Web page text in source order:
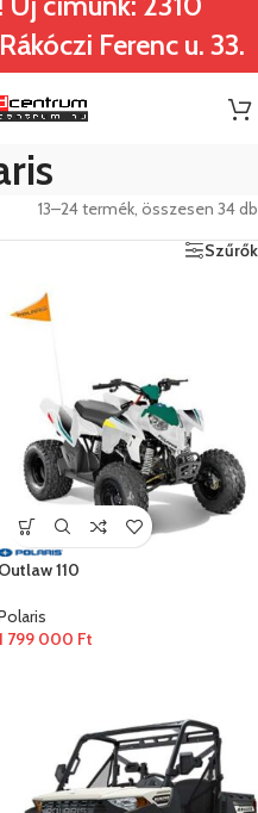
Ferenc u. 33.
13–24 termék, összesen 34 db
Szűrők
Outlaw 110
799 000 Ft